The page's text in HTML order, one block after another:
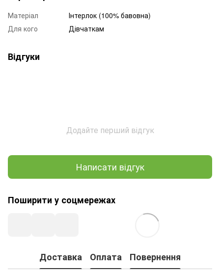
Матеріал
Інтерлок (100% бавовна)
Для кого
Дівчаткам
Відгуки
Додайте перший відгук
Написати відгук
Поширити у соцмережах
Доставка Оплата Повернення